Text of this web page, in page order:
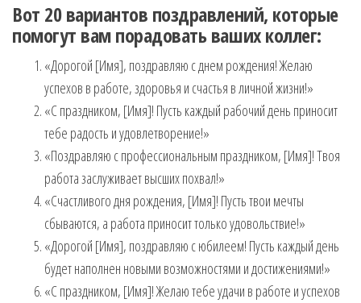
Вот 20 вариантов поздравлений, которые
помогут вам порадовать ваших коллег:
«Дорогой [Имя], поздравляю с днем рождения! Желаю
успехов в работе, здоровья и счастья в личной жизни!»
«С праздником, [Имя]! Пусть каждый рабочий день приносит
тебе радость и удовлетворение!»
«Поздравляю с профессиональным праздником, [Имя]! Твоя
работа заслуживает высших похвал!»
«Счастливого дня рождения, [Имя]! Пусть твои мечты
сбываются, а работа приносит только удовольствие!»
«Дорогой [Имя], поздравляю с юбилеем! Пусть каждый день
будет наполнен новыми возможностями и достижениями!»
«С праздником, [Имя]! Желаю тебе удачи в работе и успехов